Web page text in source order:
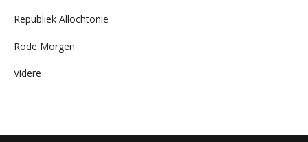
Republiek Allochtonië
Rode Morgen
Videre